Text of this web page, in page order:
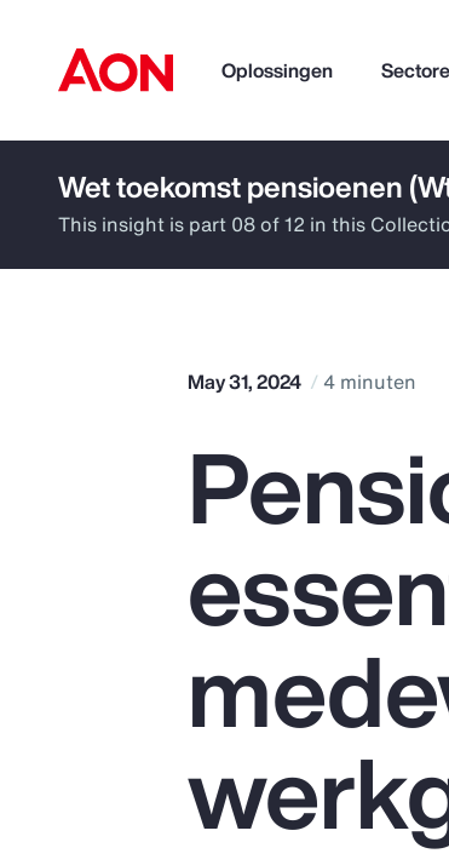
Oplossingen
How can we help you?
Popular Searches
Pay Transparency
Parametrics
Risk Management
Wet toekomst pensioenen
This insight is part 08 of 12 in this
May 31, 2024 4 minuten